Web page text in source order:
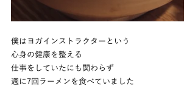
僕はヨガインストラクターという
心身の健康を整える
仕事をしていたにも関わらず
週に7回ラーメンを食べていました